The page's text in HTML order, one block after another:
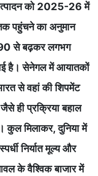
को 2025-26 में
पहुंचने का अनुमान
से बढ़कर लगभग
है। सेनेगल में आयातकों
से वहां की शिपमेंट
ही प्रक्रिया बहाल
कुल मिलाकर, दुनिया में
निर्यात मूल्य और
के वैश्विक बाजार में